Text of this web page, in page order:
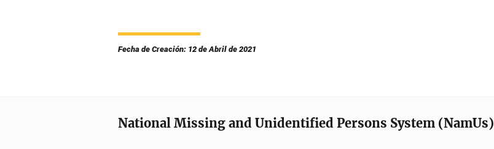
Fecha de Creación: 12 de Abril de 2021
National Missing and Unidentified Persons System (NamUs)